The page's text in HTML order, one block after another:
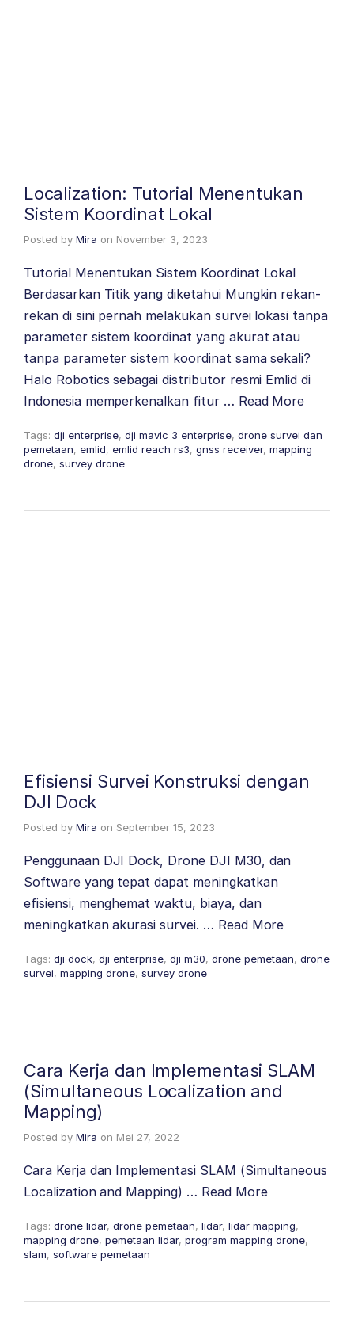
Localization: Tutorial Menentukan
Sistem Koordinat Lokal
Posted by Mira on November 3, 2023
Tutorial Menentukan Sistem Koordinat Lokal
Berdasarkan Titik yang diketahui Mungkin rekan-
rekan di sini pernah melakukan survei lokasi tanpa
parameter sistem koordinat yang akurat atau
tanpa parameter sistem koordinat sama sekali?
Halo Robotics sebagai distributor resmi Emlid di
Indonesia memperkenalkan fitur … Read More
Tags: dji enterprise, dji mavic 3 enterprise, drone survei dan
pemetaan, emlid, emlid reach rs3, gnss receiver, mapping
drone, survey drone
Efisiensi Survei Konstruksi dengan
DJI Dock
Posted by Mira on September 15, 2023
Penggunaan DJI Dock, Drone DJI M30, dan
Software yang tepat dapat meningkatkan
efisiensi, menghemat waktu, biaya, dan
meningkatkan akurasi survei. … Read More
Tags: dji dock, dji enterprise, dji m30, drone pemetaan, drone
survei, mapping drone, survey drone
Cara Kerja dan Implementasi SLAM
(Simultaneous Localization and
Mapping)
Posted by Mira on Mei 27, 2022
Cara Kerja dan Implementasi SLAM (Simultaneous
Localization and Mapping) … Read More
Tags: drone lidar, drone pemetaan, lidar, lidar mapping,
mapping drone, pemetaan lidar, program mapping drone,
slam, software pemetaan